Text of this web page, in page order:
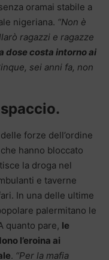
oramai stabile a
nigeriana. “Non è
ragazzi e ragazze
dose costa intorno ai
sei anni fa, non
forze dell’ordine
hanno bloccato
la droga nel
e taverne
In una delle ultime
palermitano le
quanto pare, le
l’eroina ai
. “Per la mafia